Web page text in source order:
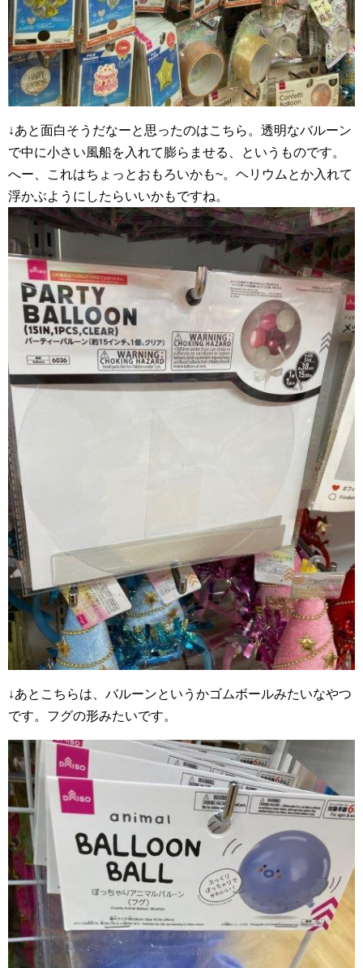
↓あと面白そうだなーと思ったのはこちら。透明なバルーン
で中に小さい風船を入れて膨らませる、というものです。
へー、これはちょっとおもろいかも~。ヘリウムとか入れて
浮かぶようにしたらいいかもですね。
↓あとこちらは、バルーンというかゴムボールみたいなやつ
です。フグの形みたいです。